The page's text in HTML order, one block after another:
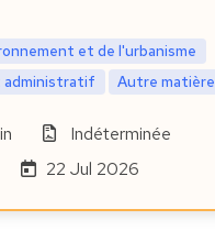
et de l'urbanisme
administratif
Autre matière
Indéterminée
22 Jul 2026